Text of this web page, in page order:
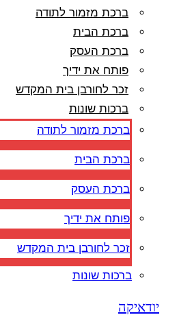
ברכת מזמור לתודה
ברכת הבית
ברכת העסק
פותח את ידיך
זכר לחורבן בית המקדש
ברכות שונות
ברכת מזמור לתודה
ברכת הבית
ברכת העסק
פותח את ידיך
זכר לחורבן בית המקדש
ברכות שונות
יודאיקה